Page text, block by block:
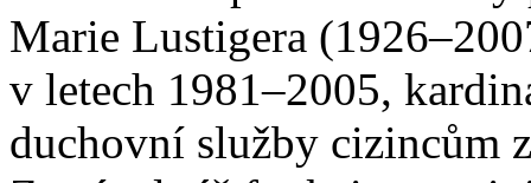
Marie Lustigera
v letech 1981–2005,
duchovní služby cizincům